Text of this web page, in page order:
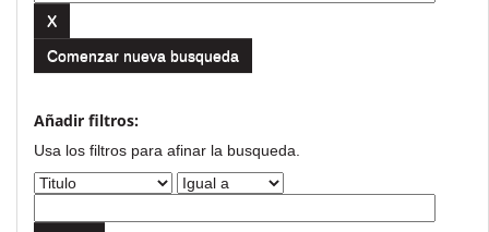
Comenzar nueva busqueda
Añadir filtros:
Usa los filtros para afinar la busqueda.